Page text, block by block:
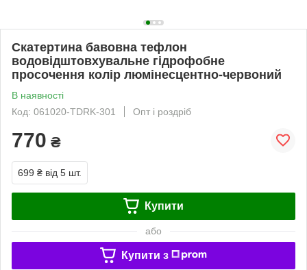
Скатертина бавовна тефлон
водовідштовхувальне гідрофобне
просочення колір люмінесцентно-червоний
В наявності
Код: 061020-TDRK-301
Опт і роздріб
770 ₴
699 ₴ від 5 шт.
Купити
або
Купити з